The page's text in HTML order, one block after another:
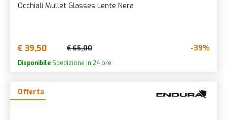
Occhiali Mullet Glasses Lente Nera
€ 39,50 € 65,00 -39%
Disponibile Spedizione in 24 ore
Offerta